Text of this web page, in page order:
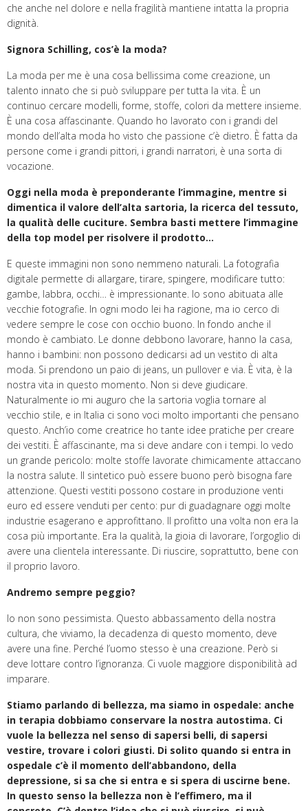
che anche nel dolore e nella fragilità mantiene intatta la propria
dignità.
Signora Schilling, cos’è la moda?
La moda per me è una cosa bellissima come creazione, un
talento innato che si può sviluppare per tutta la vita. È un
continuo cercare modelli, forme, stoffe, colori da mettere insieme.
È una cosa affascinante. Quando ho lavorato con i grandi del
mondo dell’alta moda ho visto che passione c’è dietro. È fatta da
persone come i grandi pittori, i grandi narratori, è una sorta di
vocazione.
Oggi nella moda è preponderante l’immagine, mentre si
dimentica il valore dell’alta sartoria, la ricerca del tessuto,
la qualità delle cuciture. Sembra basti mettere l’immagine
della top model per risolvere il prodotto…
E queste immagini non sono nemmeno naturali. La fotografia
digitale permette di allargare, tirare, spingere, modificare tutto:
gambe, labbra, occhi… è impressionante. Io sono abituata alle
vecchie fotografie. In ogni modo lei ha ragione, ma io cerco di
vedere sempre le cose con occhio buono. In fondo anche il
mondo è cambiato. Le donne debbono lavorare, hanno la casa,
hanno i bambini: non possono dedicarsi ad un vestito di alta
moda. Si prendono un paio di jeans, un pullover e via. È vita, è la
nostra vita in questo momento. Non si deve giudicare.
Naturalmente io mi auguro che la sartoria voglia tornare al
vecchio stile, e in Italia ci sono voci molto importanti che pensano
questo. Anch’io come creatrice ho tante idee pratiche per creare
dei vestiti. È affascinante, ma si deve andare con i tempi. Io vedo
un grande pericolo: molte stoffe lavorate chimicamente attaccano
la nostra salute. Il sintetico può essere buono però bisogna fare
attenzione. Questi vestiti possono costare in produzione venti
euro ed essere venduti per cento: pur di guadagnare oggi molte
industrie esagerano e approfittano. Il profitto una volta non era la
cosa più importante. Era la qualità, la gioia di lavorare, l’orgoglio di
avere una clientela interessante. Di riuscire, soprattutto, bene con
il proprio lavoro.
Andremo sempre peggio?
Io non sono pessimista. Questo abbassamento della nostra
cultura, che viviamo, la decadenza di questo momento, deve
avere una fine. Perché l’uomo stesso è una creazione. Però si
deve lottare contro l’ignoranza. Ci vuole maggiore disponibilità ad
imparare.
Stiamo parlando di bellezza, ma siamo in ospedale: anche
in terapia dobbiamo conservare la nostra autostima. Ci
vuole la bellezza nel senso di sapersi belli, di sapersi
vestire, trovare i colori giusti. Di solito quando si entra in
ospedale c’è il momento dell’abbandono, della
depressione, si sa che si entra e si spera di uscirne bene.
In questo senso la bellezza non è l’effimero, ma il